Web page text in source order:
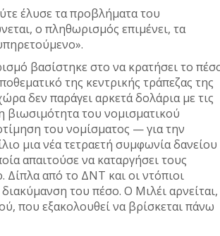
έλυσε τα προβλήματα του
ο πληθωρισμός επιμένει, τα
βασίστηκε στο να κρατήσει το
της κεντρικής τράπεζας της
δεν παράγει αρκετά δολάρια με τις
βιωσιμότητα του νομισματικού
του νομίσματος — για την
μια νέα τετραετή συμφωνία δανείου
απαιτούσε να καταργήσει τους
Δίπλα από το ΔΝΤ και οι ντόπιοι
του πέσο. Ο Μιλέι αρνείται,
που εξακολουθεί να βρίσκεται πάνω